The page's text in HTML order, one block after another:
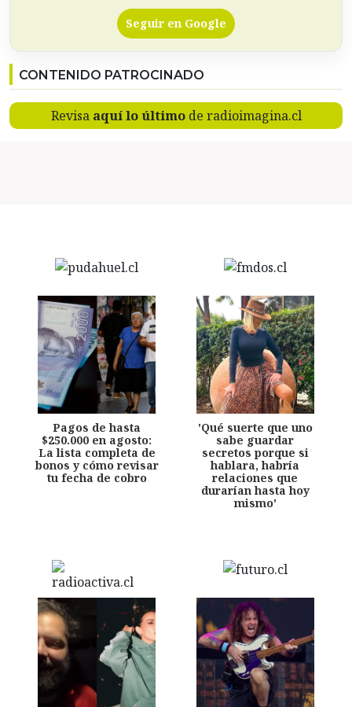
Seguir en Google
CONTENIDO PATROCINADO
Revisa aquí lo últimode radioimagina.cl
Pagos de hasta
$250.000 en agosto:
La lista completa de
bonos y cómo revisar
tu fecha de cobro
'Qué suerte que uno
sabe guardar
secretos porque si
hablara, habría
relaciones que
durarían hasta hoy
mismo'